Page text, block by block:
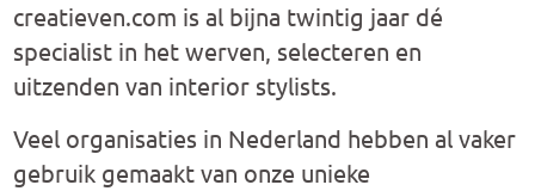
creatieven.com is al bijna twintig jaar dé
specialist in het werven, selecteren en
uitzenden van interior stylists.
Veel organisaties in Nederland hebben al vaker
gebruik gemaakt van onze unieke